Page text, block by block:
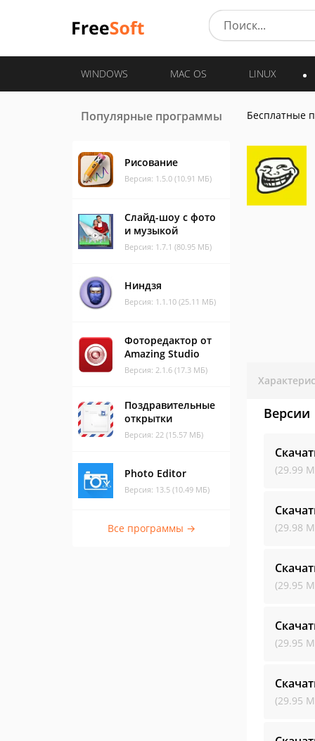
WINDOWS MAC OS LINUX
Популярные программы
Рисование
Версия: 1.5.0 (10.91 МБ)
Слайд-шоу с фото
и музыкой
Версия: 1.7.1 (80.95 МБ)
Ниндзя
Версия: 1.1.10 (25.11 МБ)
Фоторедактор от
Amazing Studio
Версия: 2.1.6 (17.3 МБ)
Поздравительные
открытки
Версия: 22 (15.57 МБ)
Photo Editor
Версия: 13.5 (10.49 МБ)
Все программы →
Бесплатные
Версии
(29.99
(29.98
(29.95
(29.95
(29.95